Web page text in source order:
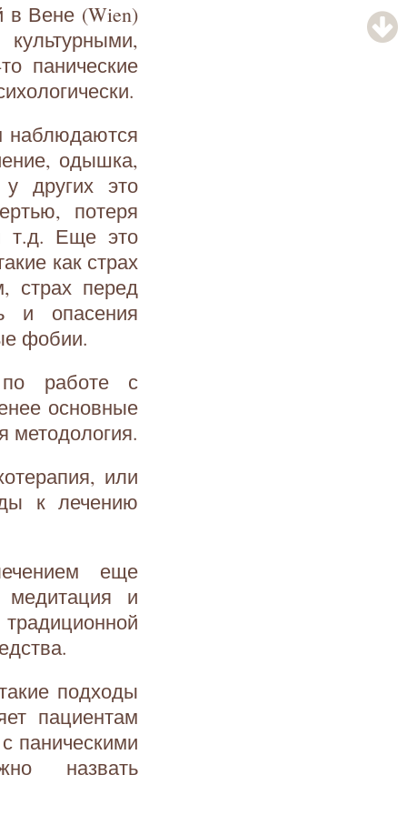
в Вене (Wien)
панические
наблюдаются
одышка,
других это
потеря
т.д. Еще это
как страх
страх перед
и опасения
фобии.
по работе с
основные
методология.
или
к лечению
еще
медитация и
подходы
пациентам
паническими
назвать